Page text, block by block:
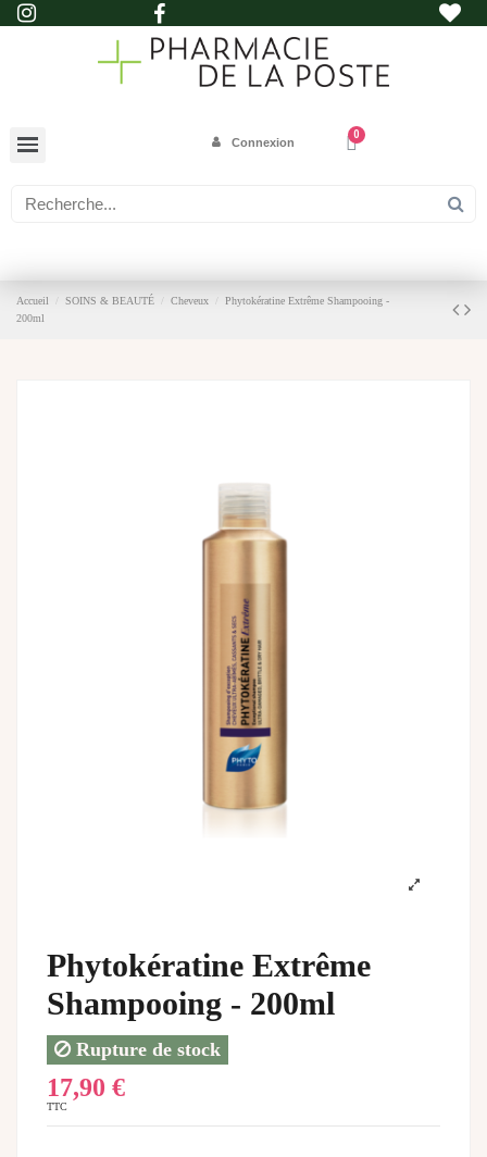
Connexion
Accueil SOINS & BEAUTÉ Cheveux
Phytokératine Extrême Shampooing -
200ml
Phytokératine Extrême
Shampooing - 200ml
Rupture de stock
17,90 €
TTC